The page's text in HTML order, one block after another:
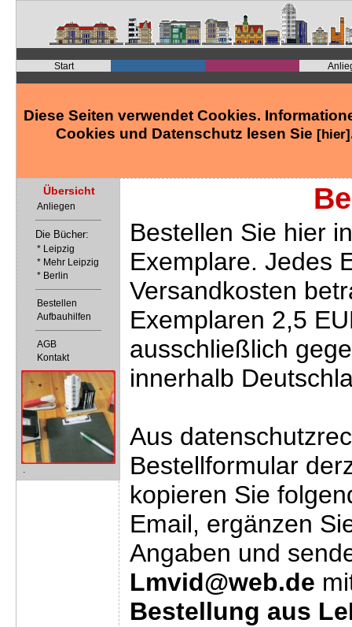
Start
Diese Seiten verwendet Cookies.
Cookies und Datenschutz lesen Sie [hier]
Übersicht
Anliegen
Die Bücher:
* Leipzig
* Mehr Leipzig
* Berlin
Bestellen
Aufbauhilfen
AGB
Kontakt
Bestellen Sie hier
Exemplare. Jedes
Versandkosten
Exemplaren 2,5
ausschließlich
innerhalb
Aus
Bestellformular
kopieren Sie
Email, ergänzen
Angaben und
Lmvid@web.de
Bestellung aus